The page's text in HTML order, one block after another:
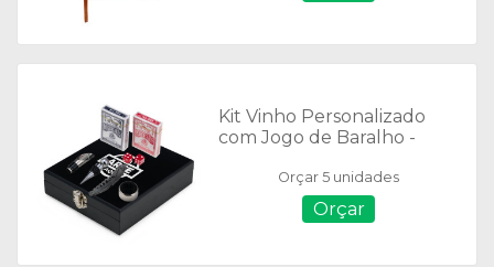
Kit Vinho Personalizado
com Jogo de Baralho -
Orçar 5 unidades
Orçar